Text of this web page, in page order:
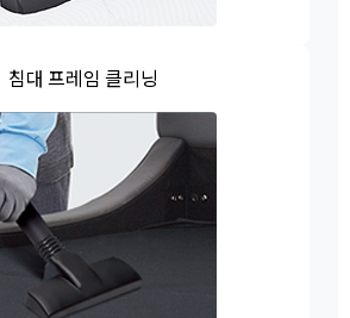
침대 프레임 클리닝